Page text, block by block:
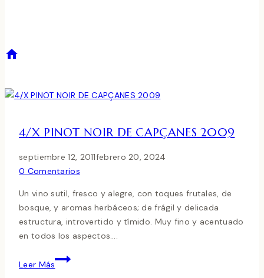
4/X PINOT NOIR DE CAPÇANES 2009
septiembre 12, 2011febrero 20, 2024
0 Comentarios
Un vino sutil, fresco y alegre, con toques frutales, de
bosque, y aromas herbáceos; de frágil y delicada
estructura, introvertido y tímido. Muy fino y acentuado
en todos los aspectos….
Leer Más
4/X
PINOT